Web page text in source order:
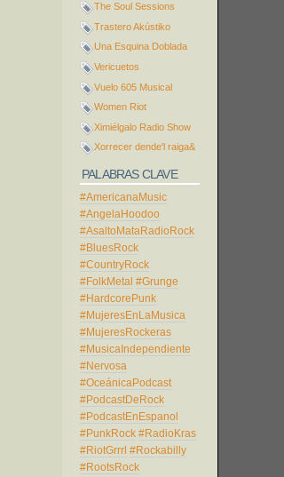
The Soul Sessions
Trastero Akústiko
Una Esquina Doblada
Vericuetos
Vuelo 605 Musical
Women Riot
Ximiélgalo Radio Show
Xorrecer dende'l raiga&
PALABRAS CLAVE
#AmericanaMusic
#AngelaHoodoo
#AsaltoMataRadioRock
#BluesRock
#CountryRock
#FolkMetal #Grunge
#HardcorePunk
#MujeresEnLaMusica
#MujeresRockeras
#MusicaIndependiente
#Nervosa
#OceánicaPodcast
#PodcastDeRock
#PodcastEnEspanol
#PunkRock #RadioKras
#RiotGrrrl #Rockabilly
#RootsRock